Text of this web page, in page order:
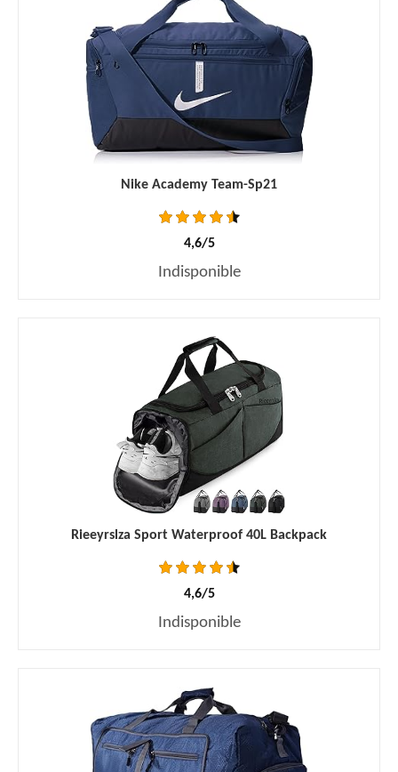
Nike Academy Team-Sp21
4,6/5
Indisponible
Rieeyrslza Sport Waterproof 40L Backpack
4,6/5
Indisponible